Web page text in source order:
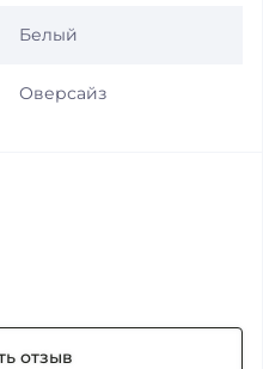
Белый
Оверсайз
отзыв